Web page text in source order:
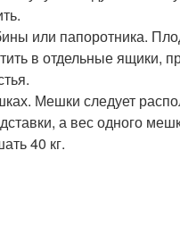
или папоротника.
в отдельные ящики,
Мешки следует
а вес одного
40 кг.